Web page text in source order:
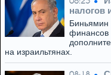
налогов
Биньямин
на израильтянах.